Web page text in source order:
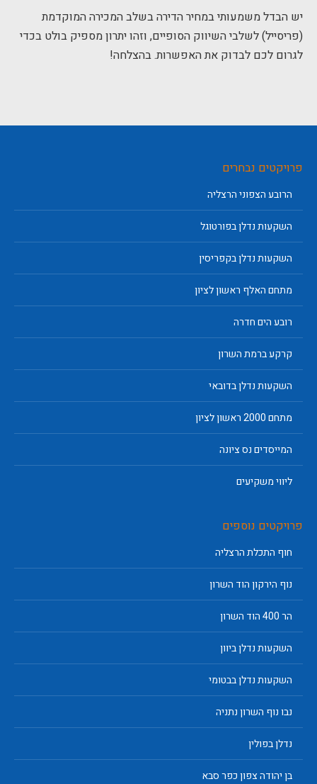
יש הבדל משמעותי במחיר הדירה בשלב המכירה המוקדמת
(פריסייל) לשלבי השיווק הסופיים, וזהו יתרון מספיק בולט בכדי
לגרום לכם לבדוק את האפשרות. בהצלחה!
פרויקטים נבחרים
הרובע הצפוני הרצליה
השקעות נדלן בפורטוגל
השקעות נדלן בקפריסין
מתחם האלף ראשון לציון
רובע הים חדרה
קרקע ברמת השרון
השקעות נדלן בדובאי
מתחם 2000 ראשון לציון
המייסדים נס ציונה
ליווי משקיעים
פרויקטים נוספים
חוף התכלת הרצליה
נוף הירקון הוד השרון
הר 400 הוד השרון
השקעות נדלן ביוון
השקעות נדלן בבטומי
נבו נוף השרון נתניה
נדלן בפולין
בן יהודה צפון כפר סבא